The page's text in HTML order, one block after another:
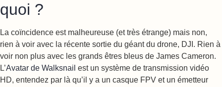
quoi ?
La coïncidence est malheureuse (et très étrange) mais non,
rien à voir avec la récente sortie du géant du drone, DJI. Rien à
voir non plus avec les grands êtres bleus de James Cameron.
L’Avatar de Walksnail est un système de transmission vidéo
HD, entendez par là qu’il y a un casque FPV et un émetteur